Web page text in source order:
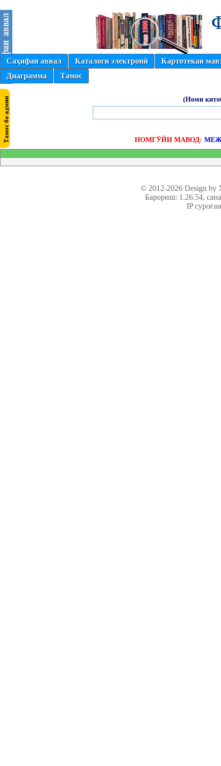
Саҳифаи аввал Каталоги электронӣ
Картотекаи
Диаграмма
Тамос
(Номи
НОМГӮЙИ МАВОД:
© 2012-2026 Design
Барориш: 1.26.54,
IP